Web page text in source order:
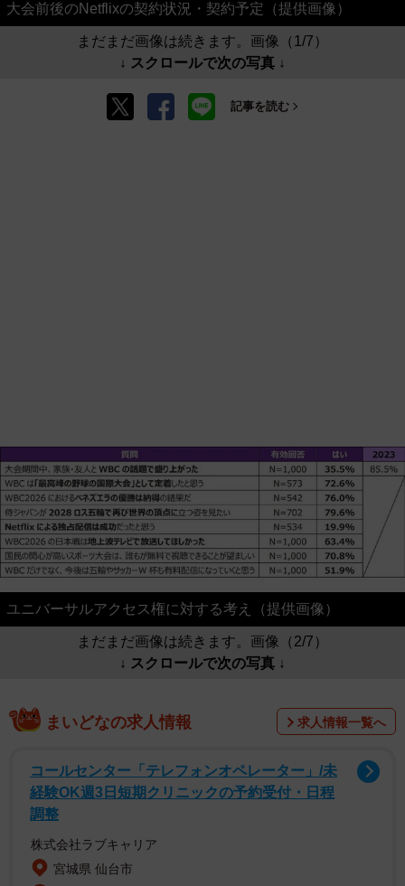
大会前後のNetflixの契約状況・契約予定（提供画像）
まだまだ画像は続きます。画像（1/7）
↓ スクロールで次の写真 ↓
記事を読む
ユニバーサルアクセス権に対する考え（提供画像）
まだまだ画像は続きます。画像（2/7）
↓ スクロールで次の写真 ↓
まいどなの求人情報 求人情報一覧へ
コールセンター「テレフォンオペレーター」/未
経験OK週3日短期クリニックの予約受付・日程
調整
株式会社ラブキャリア
宮城県 仙台市